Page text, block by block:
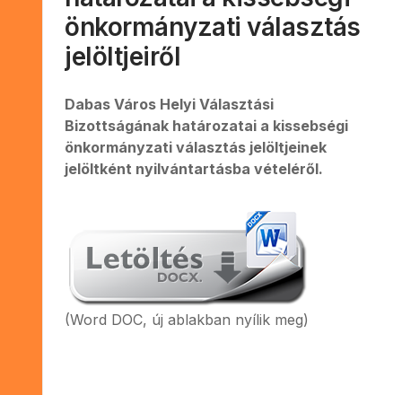
önkormányzati választás
jelöltjeiről
Dabas Város Helyi Választási
Bizottságának határozatai a kissebségi
önkormányzati választás jelöltjeinek
jelöltként nyilvántartásba vételéről.
(Word DOC, új ablakban nyílik meg)